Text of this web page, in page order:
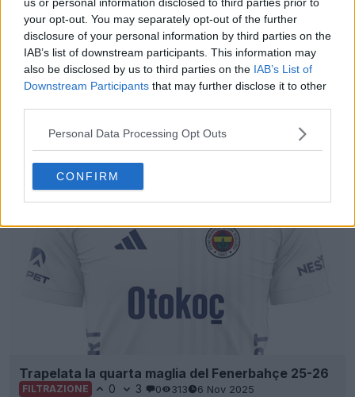
your opt-out. You may separately opt-out of the further
disclosure of your personal information by third parties on the
IAB’s list of downstream participants. This information may
also be disclosed by us to third parties on the IAB’s List of
Downstream Participants that may further disclose it to other
Personal Data Processing Opt Outs
CONFIRM
anniversario del Fenerbahçe
0 0
Trapelata la quarta maglia del Fenerbahçe 25-26
FILTRAZIONE 0 3 0 313 6 Nov 2025